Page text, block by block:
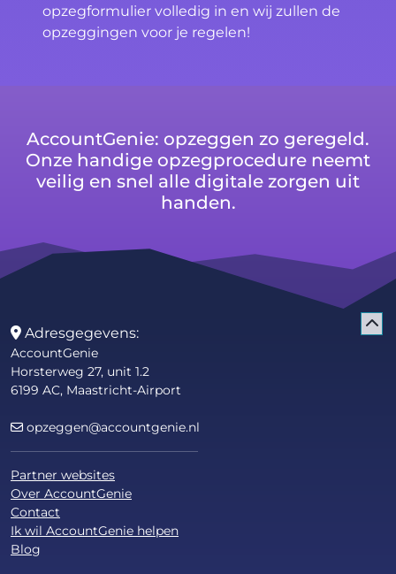
opzegformulier volledig in en wij zullen de
opzeggingen voor je regelen!
AccountGenie: opzeggen zo geregeld.
Onze handige opzegprocedure neemt
veilig en snel alle digitale zorgen uit
handen.
Adresgegevens:
AccountGenie
Horsterweg 27, unit 1.2
6199 AC, Maastricht-Airport
opzeggen@accountgenie.nl
Partner websites
Over AccountGenie
Contact
Ik wil AccountGenie helpen
Blog